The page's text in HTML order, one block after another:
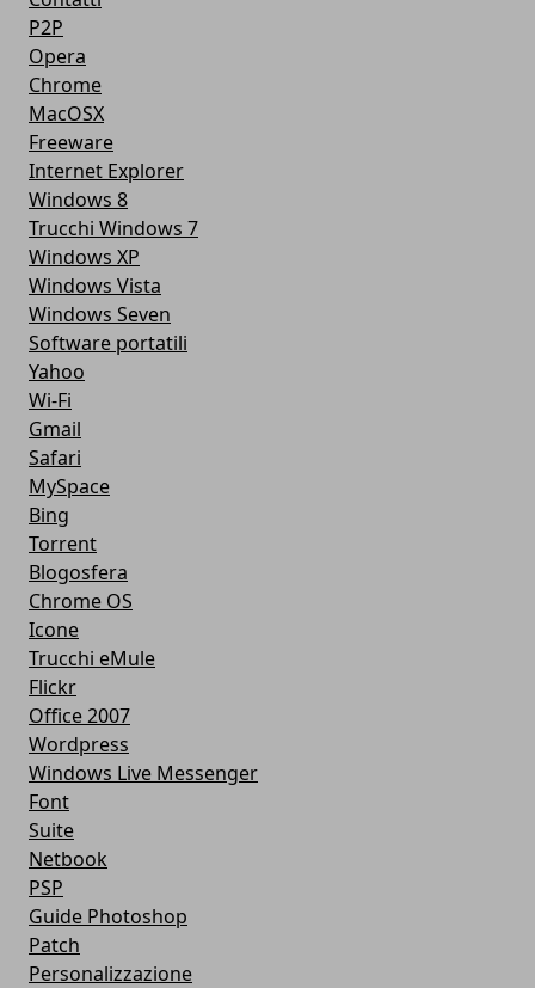
P2P
Opera
Chrome
MacOSX
Freeware
Internet Explorer
Windows 8
Trucchi Windows 7
Windows XP
Windows Vista
Windows Seven
Software portatili
Yahoo
Wi-Fi
Gmail
Safari
MySpace
Bing
Torrent
Blogosfera
Chrome OS
Icone
Trucchi eMule
Flickr
Office 2007
Wordpress
Windows Live Messenger
Font
Suite
Netbook
PSP
Guide Photoshop
Patch
Personalizzazione